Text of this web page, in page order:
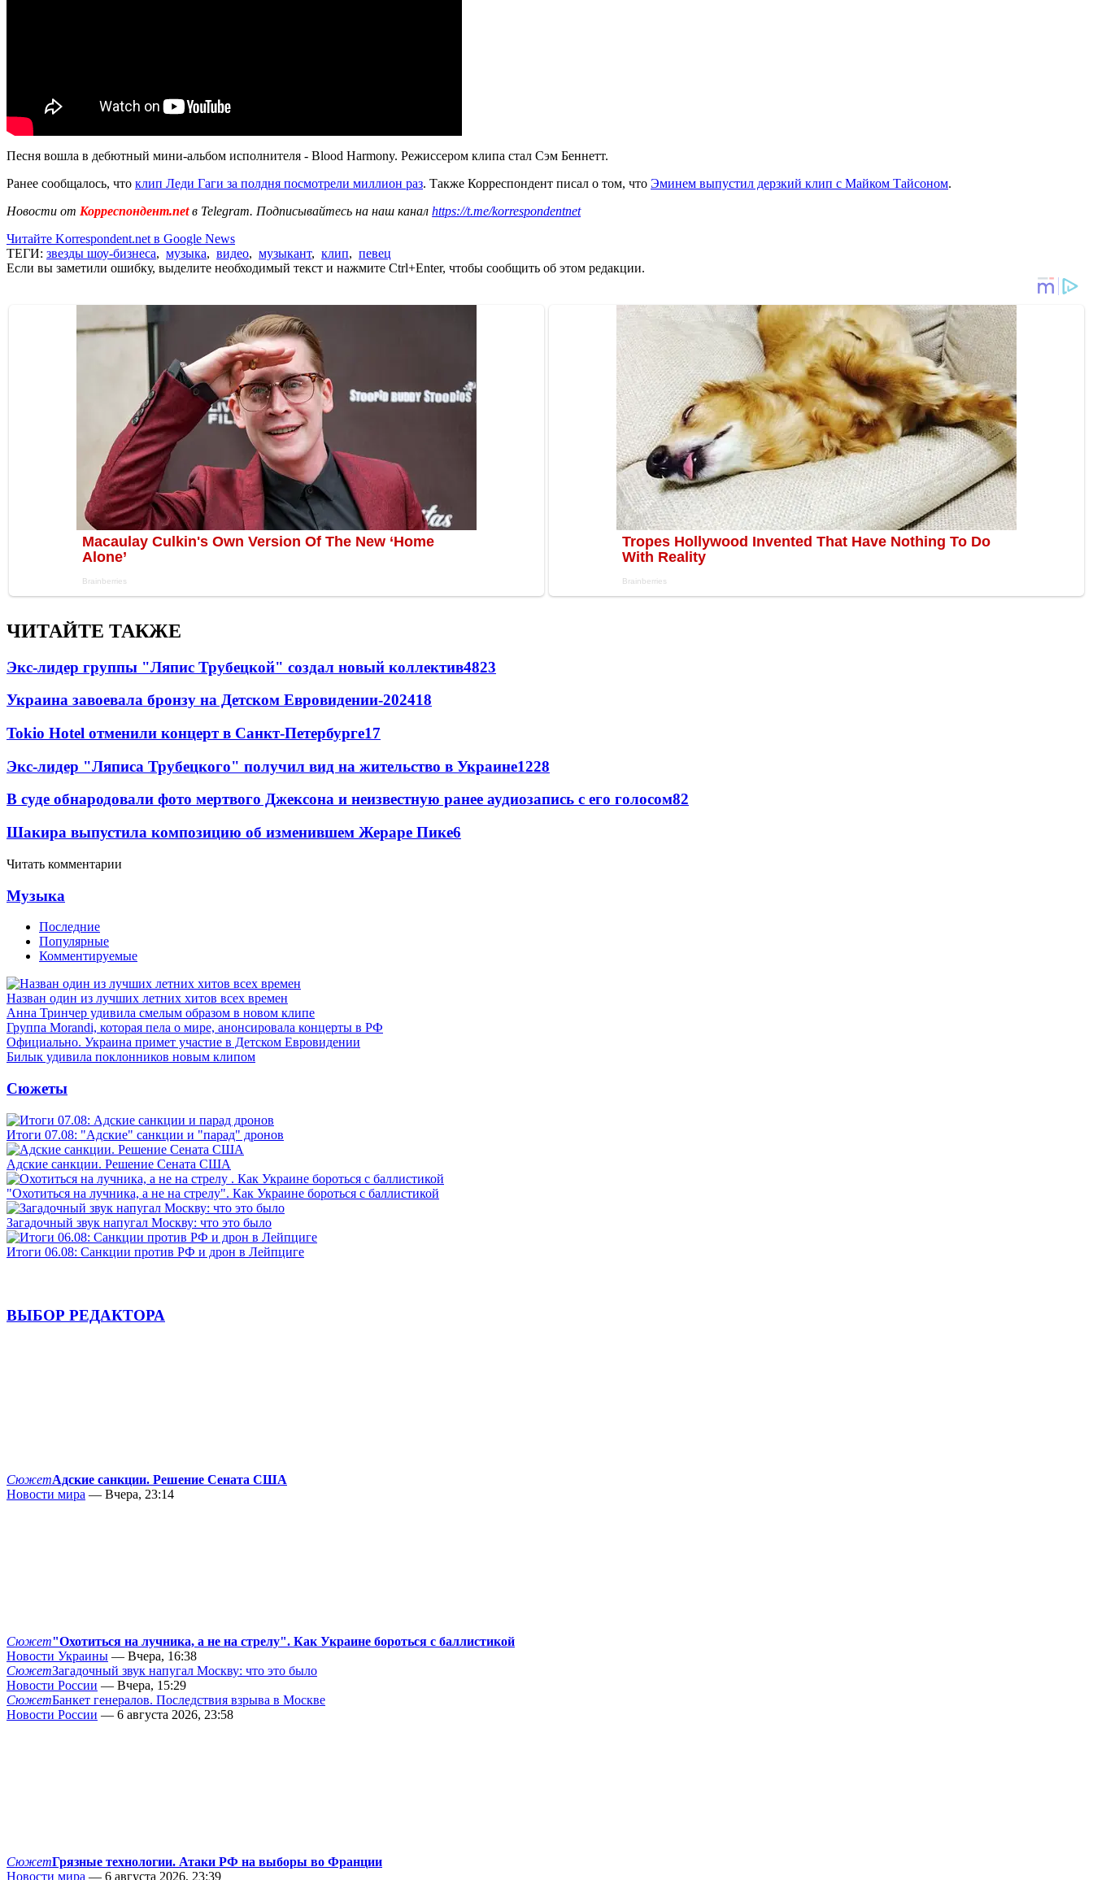
Песня вошла в дебютный мини-альбом исполнителя - Blood Harmony. Режиссером клипа стал Сэм Беннетт.
Ранее сообщалось, что клип Леди Гаги за полдня посмотрели миллион раз. Также Корреспондент писал о том, что Эминем выпустил дерзкий клип с Майком Тайсоном.
Новости от Корреспондент.netв Telegram. Подписывайтесь на наш канал https://t.me/korrespondentnet
Читайте Korrespondent.net в Google News
ТЕГИ: звезды шоу-бизнеса, музыка, видео, музыкант, клип, певец
Если вы заметили ошибку, выделите необходимый текст и нажмите Ctrl+Enter, чтобы сообщить об этом редакции.
ЧИТАЙТЕ ТАКЖЕ
Экс-лидер группы "Ляпис Трубецкой" создал новый коллектив4823
Украина завоевала бронзу на Детском Евровидении-202418
Tokio Hotel отменили концерт в Санкт-Петербурге17
Экс-лидер "Ляписа Трубецкого" получил вид на жительство в Украине1228
В суде обнародовали фото мертвого Джексона и неизвестную ранее аудиозапись с его голосом82
Шакира выпустила композицию об изменившем Жераре Пике6
Читать комментарии
Музыка
Последние
Популярные
Комментируемые
Назван один из лучших летних хитов всех времен
Анна Тринчер удивила смелым образом в новом клипе
Группа Morandi, которая пела о мире, анонсировала концерты в РФ
Официально. Украина примет участие в Детском Евровидении
Билык удивила поклонников новым клипом
Сюжеты
Итоги 07.08: "Адские" санкции и "парад" дронов
Адские санкции. Решение Сената США
"Охотиться на лучника, а не на стрелу". Как Украине бороться с баллистикой
Загадочный звук напугал Москву: что это было
Итоги 06.08: Санкции против РФ и дрон в Лейпциге
ВЫБОР РЕДАКТОРА
СюжетАдские санкции. Решение Сената США
Новости мира — Вчера, 23:14
Сюжет"Охотиться на лучника, а не на стрелу". Как Украине бороться с баллистикой
Новости Украины — Вчера, 16:38
СюжетЗагадочный звук напугал Москву: что это было
Новости России — Вчера, 15:29
СюжетБанкет генералов. Последствия взрыва в Москве
Новости России — 6 августа 2026, 23:58
СюжетГрязные технологии. Атаки РФ на выборы во Франции
Новости мира — 6 августа 2026, 23:39